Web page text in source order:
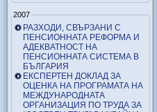
2007
РАЗХОДИ, СВЪРЗАНИ С
ПЕНСИОННАТА РЕФОРМА И
АДЕКВАТНОСТ НА
ПЕНСИОННАТА СИСТЕМА В
БЪЛГАРИЯ
ЕКСПЕРТЕН ДОКЛАД ЗА
ОЦЕНКА НА ПРОГРАМАТА НА
МЕЖДУНАРОДНАТА
ОРГАНИЗАЦИЯ ПО ТРУДА ЗА